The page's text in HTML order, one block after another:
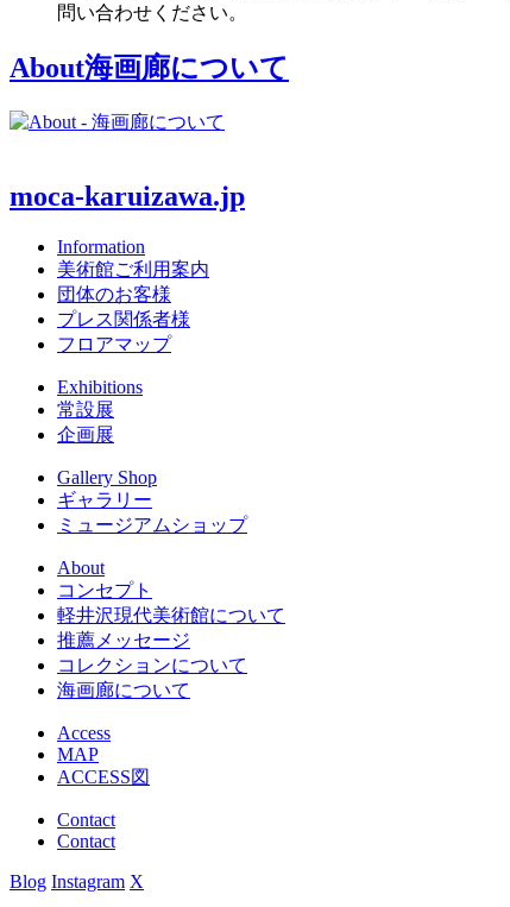
問い合わせください。
About海画廊について
moca-karuizawa.jp
Information
美術館ご利用案内
団体のお客様
プレス関係者様
フロアマップ
Exhibitions
常設展
企画展
Gallery Shop
ギャラリー
ミュージアムショップ
About
コンセプト
軽井沢現代美術館について
推薦メッセージ
コレクションについて
海画廊について
Access
MAP
ACCESS図
Contact
Contact
Blog Instagram X